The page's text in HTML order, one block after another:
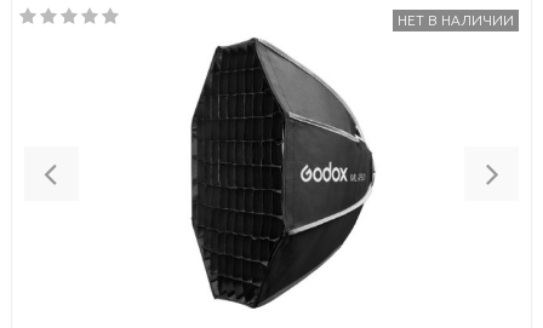
НЕТ В НАЛИЧИИ